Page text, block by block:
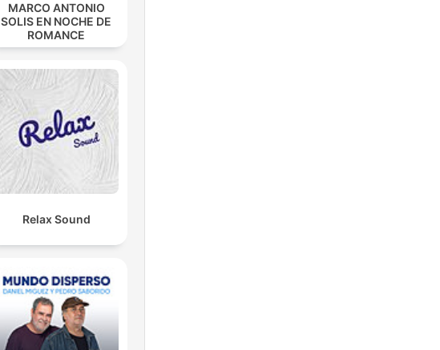
MARCO ANTONIO
SOLIS EN NOCHE DE
ROMANCE
Relax Sound